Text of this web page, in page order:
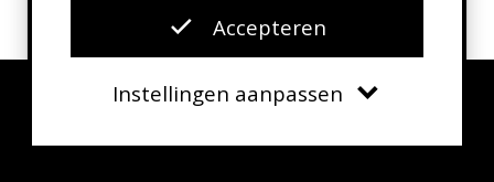
Accepteren
Instellingen aanpassen
Agenda Contact Zoeken Menu